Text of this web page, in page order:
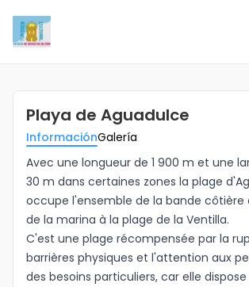
Información
Negocios
Colaboradores
Blog
Playa de Aguadulce
InformaciónGalería
Avec une longueur de 1 900 m et une
30 m dans certaines zones la plage
occupe l'ensemble de la bande côtière
de la marina à la plage de la Ventilla.
C'est une plage récompensée par la
barrières physiques et l'attention aux
des besoins particuliers, car elle